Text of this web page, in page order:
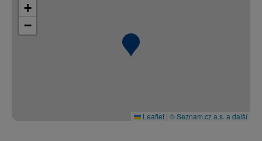
+
−
Leaflet | © Seznam.cz a.s. a další